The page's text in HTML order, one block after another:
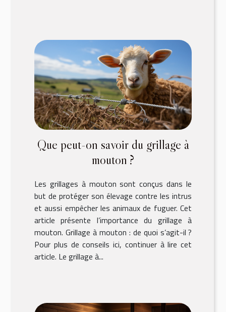
Que peut-on savoir du grillage à
mouton ?
Les grillages à mouton sont conçus dans le
but de protéger son élevage contre les intrus
et aussi empêcher les animaux de fuguer. Cet
article présente l’importance du grillage à
mouton. Grillage à mouton : de quoi s’agit-il ?
Pour plus de conseils ici, continuer à lire cet
article. Le grillage à...